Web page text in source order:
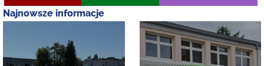
Najnowsze informacje